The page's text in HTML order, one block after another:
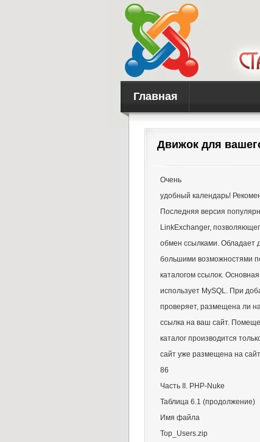
Главная
Движок для
Очень
удобный календарь!
Последняя версия
LinkExchanger,
обмен ссылками. Обладает
большими возможностями
каталогом ссылок.
использует MySQL. При
проверяет, размещена ли
ссылка на ваш сайт.
каталог производится
сайт уже размещена на
86
Часть II. PHP-Nuke
Таблица 6.1 (продолжение)
Имя файла
Top_Users.zip